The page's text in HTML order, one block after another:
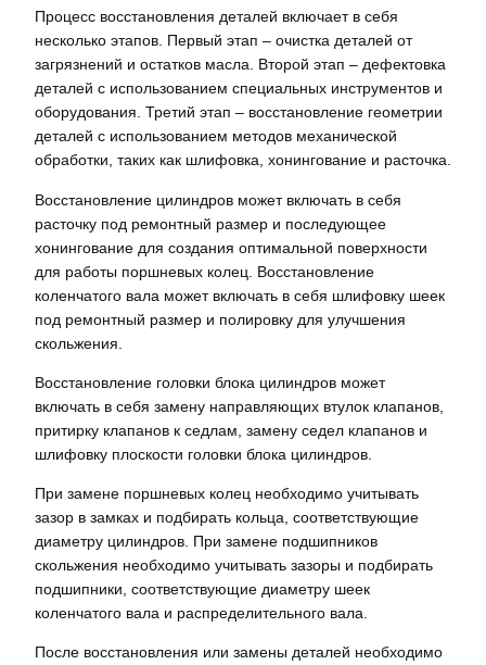
Процесс восстановления деталей включает в себя
несколько этапов. Первый этап – очистка деталей от
загрязнений и остатков масла. Второй этап – дефектовка
деталей с использованием специальных инструментов и
оборудования. Третий этап – восстановление геометрии
деталей с использованием методов механической
обработки, таких как шлифовка, хонингование и расточка.
Восстановление цилиндров может включать в себя
расточку под ремонтный размер и последующее
хонингование для создания оптимальной поверхности
для работы поршневых колец. Восстановление
коленчатого вала может включать в себя шлифовку шеек
под ремонтный размер и полировку для улучшения
скольжения.
Восстановление головки блока цилиндров может
включать в себя замену направляющих втулок клапанов,
притирку клапанов к седлам, замену седел клапанов и
шлифовку плоскости головки блока цилиндров.
При замене поршневых колец необходимо учитывать
зазор в замках и подбирать кольца, соответствующие
диаметру цилиндров. При замене подшипников
скольжения необходимо учитывать зазоры и подбирать
подшипники, соответствующие диаметру шеек
коленчатого вала и распределительного вала.
После восстановления или замены деталей необходимо